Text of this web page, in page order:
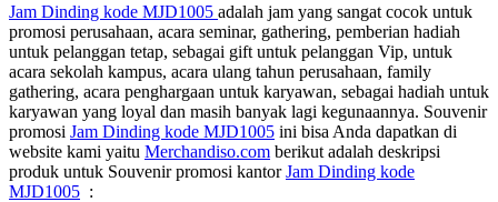
Jam Dinding kode MJD1005 adalah jam yang sangat cocok untuk
promosi perusahaan, acara seminar, gathering, pemberian hadiah
untuk pelanggan tetap, sebagai gift untuk pelanggan Vip, untuk
acara sekolah kampus, acara ulang tahun perusahaan, family
gathering, acara penghargaan untuk karyawan, sebagai hadiah untuk
karyawan yang loyal dan masih banyak lagi kegunaannya. Souvenir
promosi Jam Dinding kode MJD1005 ini bisa Anda dapatkan di
website kami yaitu Merchandiso.com berikut adalah deskripsi
produk untuk Souvenir promosi kantorJam Dinding kode
MJD1005 :